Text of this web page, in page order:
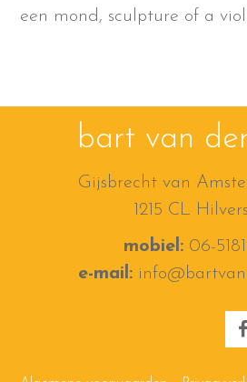
een mond, sculpture of a
bart van
Gijsbrecht van
1215 CL
mobiel: 06-
e-mail: